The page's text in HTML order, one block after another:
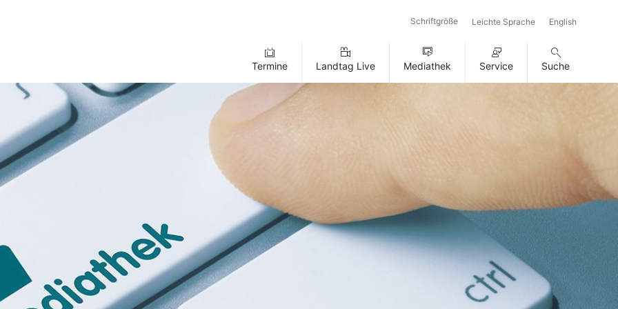
Schriftgröße Leichte Sprache English
Termine Landtag Live Mediathek Service Suche